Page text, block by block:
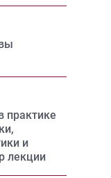
практике
и
лекции